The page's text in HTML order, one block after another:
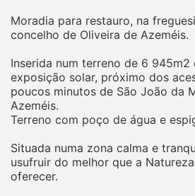
Moradia para restauro, na
concelho de Oliveira de Azeméis.
Inserida num terreno de 6 945m2
exposição solar, próximo dos
poucos minutos de São João da
Azeméis.
Terreno com poço de água e
Situada numa zona calma e
usufruir do melhor que a
oferecer.